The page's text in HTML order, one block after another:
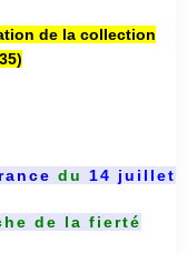
de la collection
du 14 juillet
de la fierté